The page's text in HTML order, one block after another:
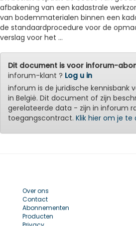
afbakening van een kadastrale
van bodemmaterialen binnen een
de standaardprocedure voor de
verslag voor het ...
Dit document is voor inforum-
inforum-klant ? Log u in
inforum is de juridische kennisbank
in België. Dit document of zijn
gerelateerde data - zijn in inforum
toegangscontract. Klik hier om je te
Over ons
Contact
Abonnementen
Producten